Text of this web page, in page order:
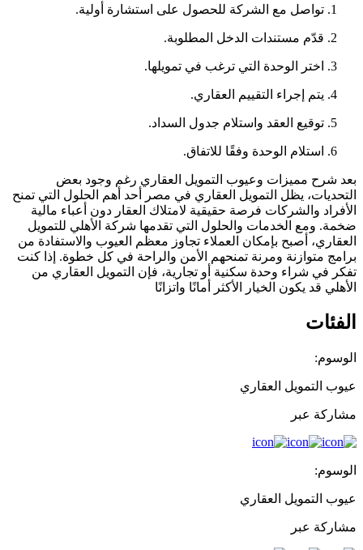
تواصل مع الشركة للحصول على استشارة أولية.
قدّم مستندات الدخل المطلوبة.
اختر الوحدة التي ترغب في تمويلها.
يتم إجراء التقييم العقاري.
توقيع العقد واستلام جدول السداد.
استلام الوحدة وفقًا للاتفاق.
بعد شرح مميزات وعيوب التمويل العقاري رغم وجود بعض
التحديات، يظل التمويل العقاري في مصر أحد أهم الحلول التي تمنح
الأفراد والشركات فرصة حقيقية لامتلاك العقار دون أعباء مالية
ضخمة. ومع الخدمات والحلول التي تقدمها شركة الأهلي للتمويل
العقاري، أصبح بإمكان العملاء تجاوز معظم العيوب والاستفادة من
برامج متوازنة ومرنة تمنحهم الأمن والراحة في كل خطوة. إذا كنت
تفكر في شراء وحدة سكنية أو تجارية، فإن التمويل العقاري من
الأهلي قد يكون الخيار الأكثر أمانًا واتزانًا
الفئات
الوسوم:
عيوب التمويل العقاري
مشاركة عبر
الوسوم:
عيوب التمويل العقاري
مشاركة عبر